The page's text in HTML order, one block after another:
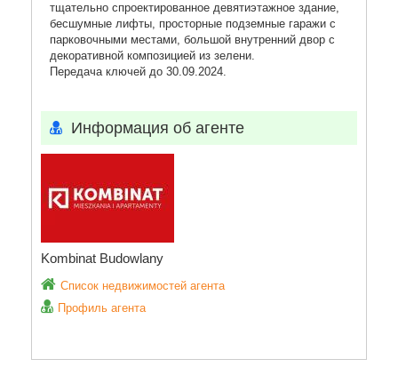
тщательно спроектированное девятиэтажное здание,
бесшумные лифты, просторные подземные гаражи с
парковочными местами, большой внутренний двор с
декоративной композицией из зелени.
Передача ключей до 30.09.2024.
Информация об агенте
Kombinat Budowlany
Список недвижимостей агента
Профиль агента